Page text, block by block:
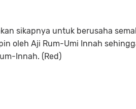
sikapnya untuk berusaha
oleh Aji Rum-Umi Innah
Innah. (Red)